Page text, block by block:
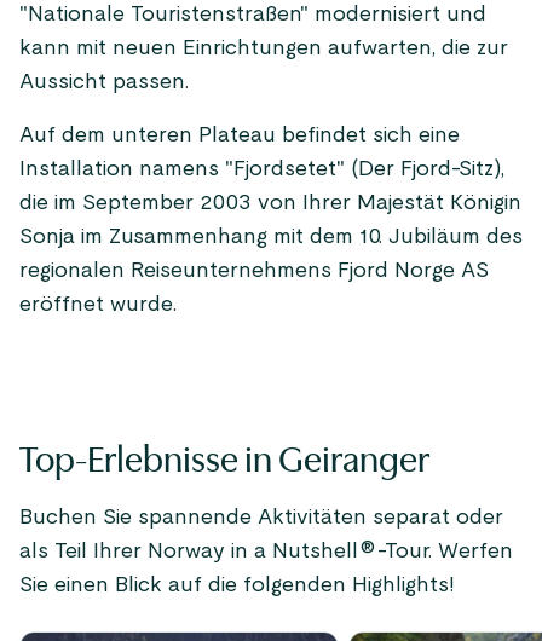
"Nationale Touristenstraßen" modernisiert und
kann mit neuen Einrichtungen aufwarten, die zur
Aussicht passen.
Auf dem unteren Plateau befindet sich eine
Installation namens "Fjordsetet" (Der Fjord-Sitz),
die im September 2003 von Ihrer Majestät Königin
Sonja im Zusammenhang mit dem 10. Jubiläum des
regionalen Reiseunternehmens Fjord Norge AS
eröffnet wurde.
Top-Erlebnisse in Geiranger
Buchen Sie spannende Aktivitäten separat oder
als Teil Ihrer Norway in a Nutshell®-Tour. Werfen
Sie einen Blick auf die folgenden Highlights!